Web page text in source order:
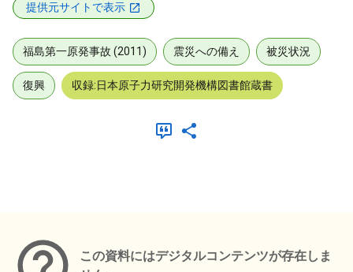
提供元サイトで表示
福島第一原発事故 (2011) 震災への備え 被災状況
復興 収録:日本原子力研究開発機構図書館蔵書
この資料にはデジタルコンテンツが存在しま